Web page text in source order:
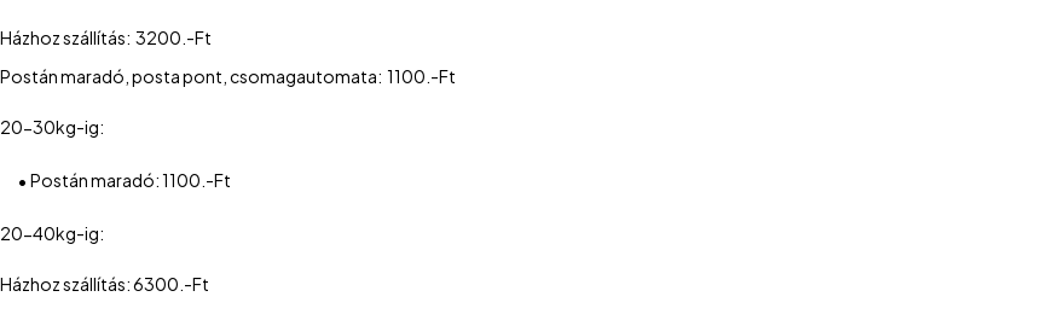
Házhoz szállítás: 3200.-Ft
Postán maradó, posta pont, csomagautomata: 1100.-Ft
20-30kg-ig:
• Postán maradó: 1100.-Ft
20-40kg-ig:
Házhoz szállítás: 6300.-Ft